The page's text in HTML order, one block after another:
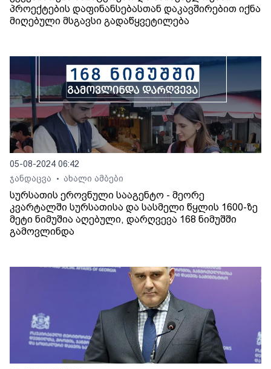
პროექტების დაფინანსებასთან დაკავშირებით იქნა
მიღებული მსგავსი გადაწყვეტილება
05-08-2024 06:42
ჯანდაცვა
• ახალი ამბები
სურსათის ეროვნული სააგენტო - მეორე
კვარტალში სურსათისა და სასმელი წყლის 1600-ზე
მეტი ნიმუშია აღებული, დარღვევა 168 ნიმუშში
გამოვლინდა